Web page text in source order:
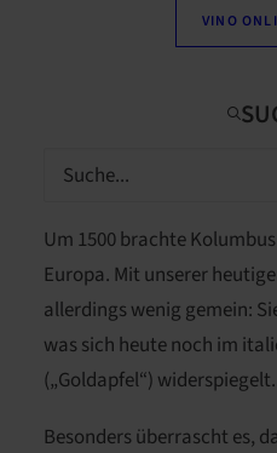
VINO
konsumiert jeder Deutsche
densüdamerikanischen
Um 1500 brachte
Europa. Mit unserer
allerdings wenig gemein:
was sich heute noch im
(„Goldapfel“) widerspiegelt.
Besonders überrascht es,